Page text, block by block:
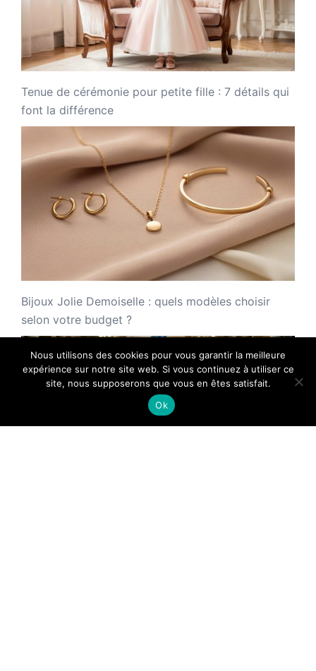
Tenue de cérémonie pour petite fille : 7 détails qui
font la différence
Bijoux Jolie Demoiselle : quels modèles choisir
selon votre budget ?
Nous utilisons des cookies pour vous garantir la meilleure
expérience sur notre site web. Si vous continuez à utiliser ce
site, nous supposerons que vous en êtes satisfait.
Ok